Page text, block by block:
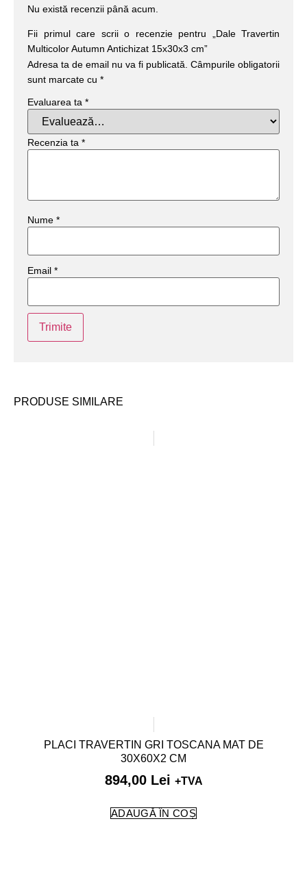
PRODUSE SIMILARE
PLACI TRAVERTIN GRI TOSCANA MAT DE
30X60X2 CM
894,00 Lei +TVA
ADAUGĂ ÎN COȘ
Nu există recenzii până acum.
Fii primul care scrii o recenzie pentru „Dale Travertin
Multicolor Autumn Antichizat 15x30x3 cm”
Adresa ta de email nu va fi publicată. Câmpurile obligatorii
sunt marcate cu *
Evaluarea ta *
Recenzia ta *
Nume *
Email *